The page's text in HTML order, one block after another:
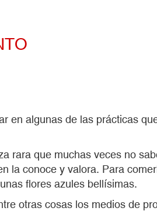
en algunas de las prácticas
rara que muchas veces no
la conoce y valora. Para
flores azules bellísimas.
otras cosas los medios de